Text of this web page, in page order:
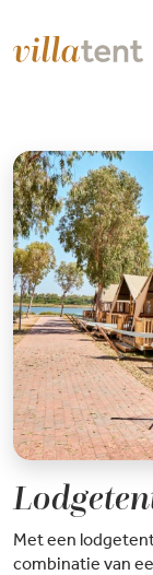
Met een
combinatie van